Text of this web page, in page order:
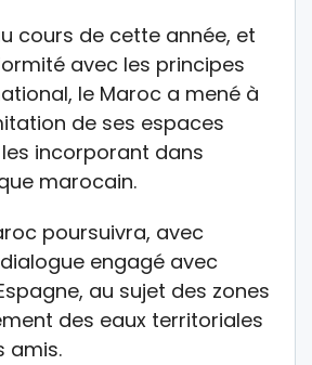
cours de cette année, et
avec les principes
le Maroc a mené à
de ses espaces
incorporant dans
marocain.
poursuivra, avec
engagé avec
au sujet des zones
des eaux territoriales
amis.